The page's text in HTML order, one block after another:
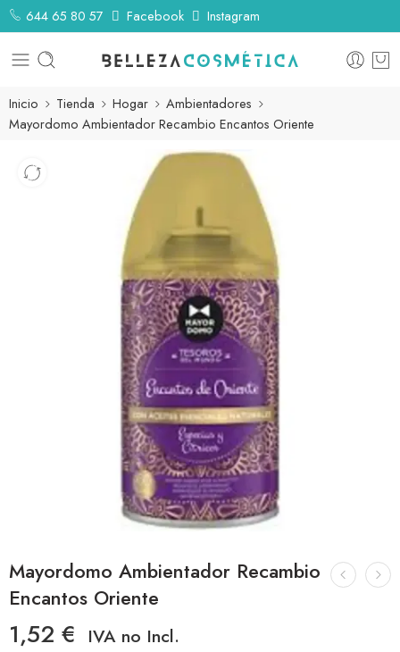
644 65 80 57 Facebook Instagram
Inicio Tienda Hogar
Ambientadores
Mayordomo Ambientador Recambio Encantos Oriente
Mayordomo Ambientador Recambio
Encantos Oriente
1,52 € IVA no Incl.